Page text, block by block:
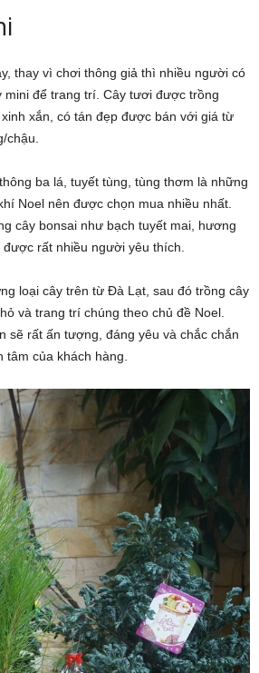
thay vì chơi thông giả thì nhiều người có
mini để trang trí. Cây tươi được trồng
xắn, có tán đẹp được bán với giá từ
chậu.
ba lá, tuyết tùng, tùng thơm là những
Noel nên được chọn mua nhiều nhất.
cây bonsai như bạch tuyết mai, hương
rất nhiều người yêu thích.
loại cây trên từ Đà Lạt, sau đó trồng cây
và trang trí chúng theo chủ đề Noel.
sẽ rất ấn tượng, đáng yêu và chắc chắn
của khách hàng.